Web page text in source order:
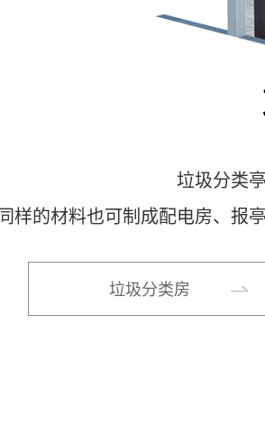
垃圾分类
同样的材料也可制成配电房、报
垃圾分类房